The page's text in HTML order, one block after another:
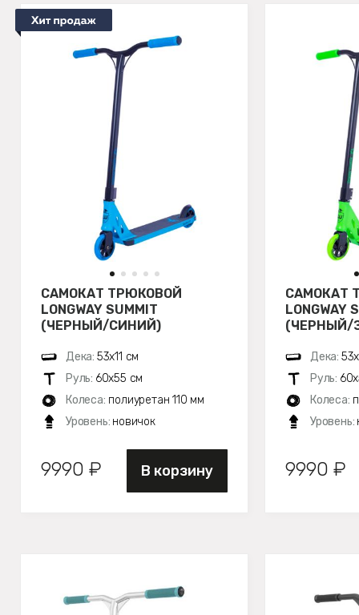
САМОКАТ ТРЮКОВОЙ
LONGWAY SUMMIT
(ЧЕРНЫЙ/СИНИЙ)
Дека: 53х11 см
Руль: 60х55 см
Колеса: полиуретан 110 мм
Уровень: новичок
9990 ₽ В корзину
САМОКАТ
LONGWAY
(ЧЕРНЫЙ/
Дека:
Руль:
Колеса:
Уровень:
9990 ₽